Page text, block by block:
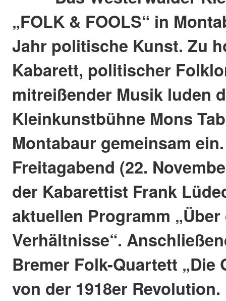
„FOLK & FOOLS“ in
Jahr politische Kunst. Zu
Kabarett, politischer
mitreißender Musik luden
Kleinkunstbühne Mons
Montabaur gemeinsam
Freitagabend (22.
der Kabarettist Frank
aktuellen Programm „Über
Verhältnisse“.
Bremer Folk-Quartett „Die
von der 1918er Revolution.